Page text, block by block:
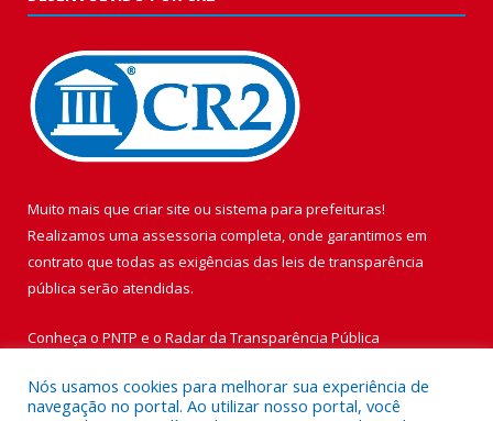
Muito mais que criar site ou sistema para prefeituras!
Realizamos uma assessoria completa, onde garantimos em
contrato que todas as exigências das leis de transparência
pública serão atendidas.
Conheça o PNTP e o Radar da Transparência Pública
Nós usamos cookies para melhorar sua experiência de
navegação no portal. Ao utilizar nosso portal, você